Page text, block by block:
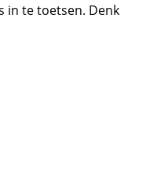
in te toetsen. Denk